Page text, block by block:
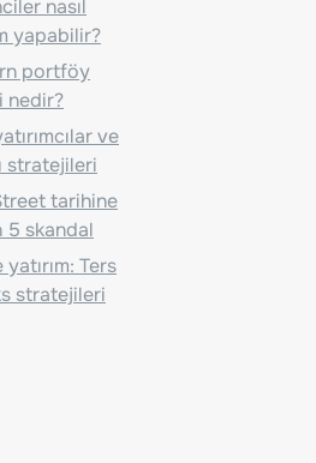
nasıl
yapabilir?
portföy
nedir?
ve
stratejileri
tarihine
5 skandal
Ters
stratejileri